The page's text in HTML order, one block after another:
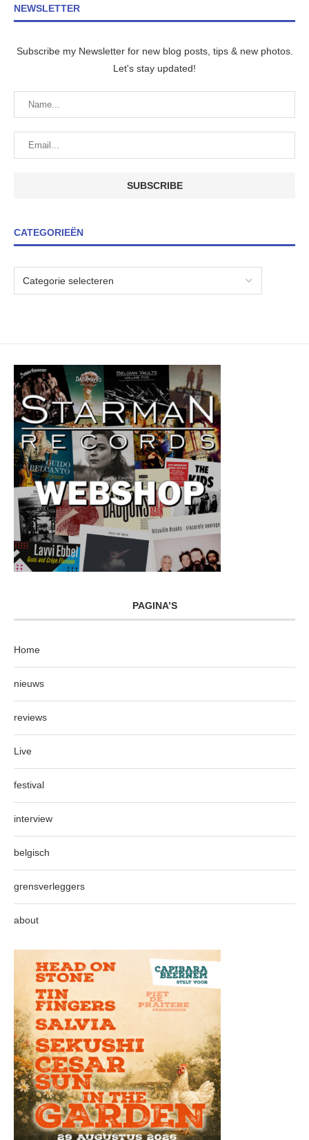
NEWSLETTER
Subscribe my Newsletter for new blog posts, tips & new photos.
Let's stay updated!
CATEGORIEËN
PAGINA’S
Home
nieuws
reviews
Live
festival
interview
belgisch
grensverleggers
about